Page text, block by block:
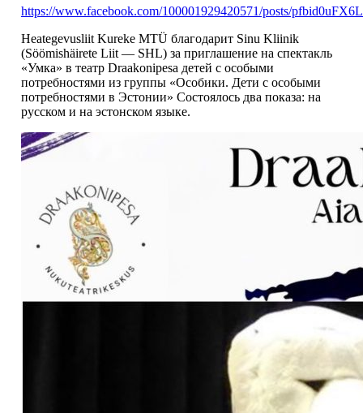
https://www.facebook.com/100001929420571/posts/
Heategevusliit Kureke MTÜ благодарит Sinu Kliinik
(Söömishäirete Liit — SHL) за приглашение на спектакль
«Умка» в театр Draakonipesa детей с особыми
потребностями из группы «Особики. Дети с особыми
потребностями в Эстонии» Состоялось два показа: на
русском и на эстонском языке.